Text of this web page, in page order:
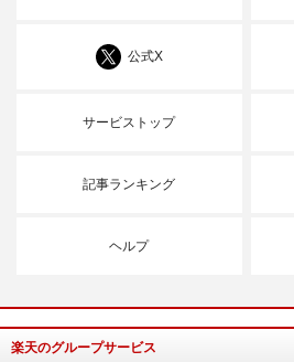
公式X
サービストップ
記事ランキング
ヘルプ
楽天のグループサービス